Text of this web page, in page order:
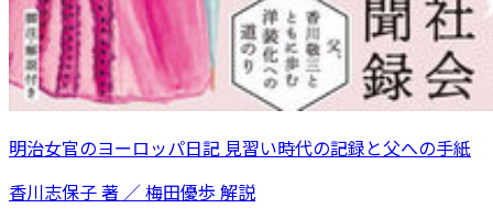
明治女官のヨーロッパ日記 見習い時代の記録と父への手紙
香川志保子 著 ／ 梅田優歩 解説